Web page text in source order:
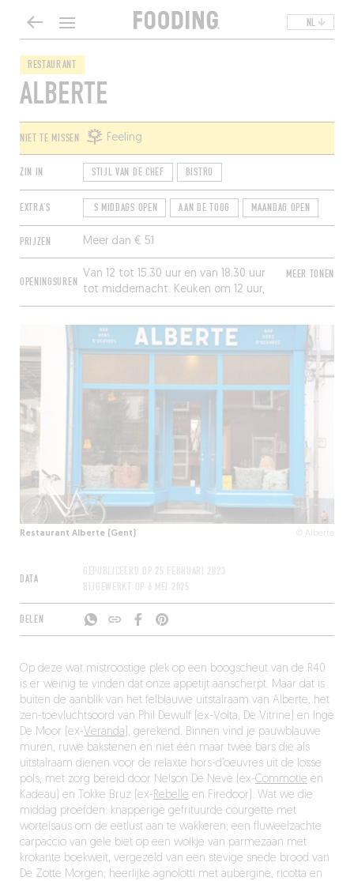
NL
RESTAURANT
ALBERTE
NIET TE MISSEN Feeling
ZIN IN STIJL VAN DE CHEF BISTRO
EXTRA'S ‘S MIDDAGS OPEN AAN DE TOOG MAANDAG OPEN
PRIJZEN Meer dan € 51
OPENINGSUREN
Van 12 tot 15.30 uur en van 18.30 uur
tot middernacht. Keuken om 12 uur,
13.30 uur, 18.30 uur en 20.30 uur.
MEER TONEN
Restaurant Alberte (Gent) © Alberte
DATA
GEPUBLICEERD OP 25 FEBRUARI 2023
BIJGEWERKT OP 6 MEI 2025
DELEN
Op deze wat mistroostige plek op een boogscheut van de R40
is er weinig te vinden dat onze appetijt aanscherpt. Maar dat is
buiten de aanblik van het felblauwe uitstalraam van Alberte, het
zen-toevluchtsoord van Phil Dewulf (ex-Volta, De Vitrine) en Inge
De Moor (ex-Veranda ), gerekend. Binnen vind je pauwblauwe
muren, ruwe bakstenen en niet één maar twee bars die als
uitstalraam dienen voor de relaxte hors-d’oeuvres uit de losse
pols, met zorg bereid door Nelson De Neve (ex-Commotie en
Kadeau) en Tokke Bruz (ex-Rebelle en Firedoor). Wat we die
middag proefden: knapperige gefrituurde courgette met
wortelsaus om de eetlust aan te wakkeren; een fluweelzachte
carpaccio van gele biet op een wolkje van parmezaan met
krokante boekweit, vergezeld van een stevige snede brood van
De Zotte Morgen; heerlijke agnolotti met aubergine, ricotta en